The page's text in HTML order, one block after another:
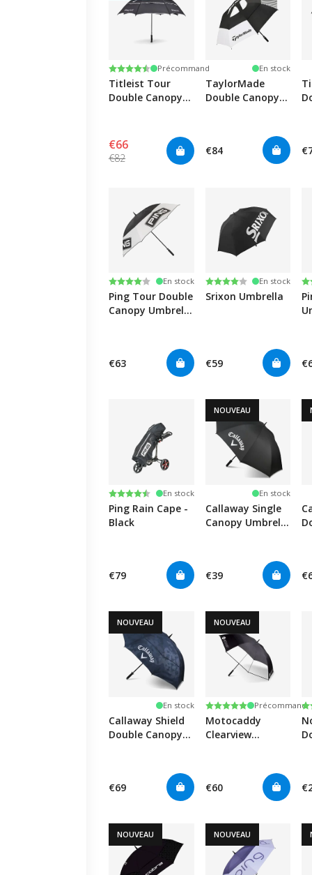
Note:
4.6 sur 5 étoiles
Précommand
Titleist Tour
Double Canopy
€66
€82
En stock
TaylorMade
Double Canopy
€84
Note:
4.0 sur 5 étoiles
En stock
Ping Tour Double
Canopy Umbrella
€63
Note:
4.0 sur 5 étoiles
En stock
Srixon Umbrella
€59
Note:
4.4 sur 5 étoiles
En stock
Ping Rain Cape -
Black
€79
NOUVEAU
En stock
Callaway Single
Canopy Umbrella
€39
NOUVEAU
En stock
Callaway Shield
Double Canopy
€69
NOUVEAU
Note:
5.0 sur 5 étoiles
Précommand
Motocaddy
Clearview
€60
NOUVEAU NOUVEAU